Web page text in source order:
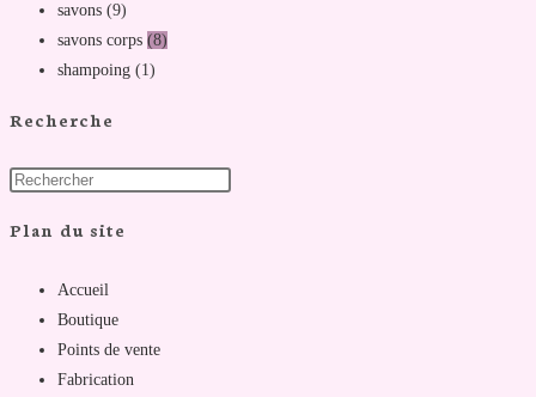
savons (9)
savons corps (8)
shampoing (1)
Recherche
Plan du site
Accueil
Boutique
Points de vente
Fabrication